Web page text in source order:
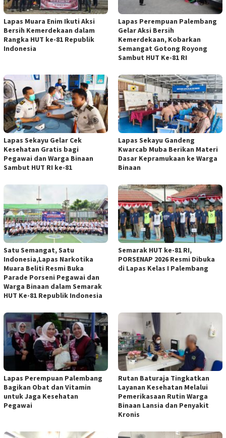
Lapas Muara Enim Ikuti Aksi
Bersih Kemerdekaan dalam
Rangka HUT ke-81 Republik
Indonesia
Lapas Perempuan Palembang
Gelar Aksi Bersih
Kemerdekaan, Kobarkan
Semangat Gotong Royong
Sambut HUT Ke-81 RI
Lapas Sekayu Gelar Cek
Kesehatan Gratis bagi
Pegawai dan Warga Binaan
Sambut HUT RI ke-81
Lapas Sekayu Gandeng
Kwarcab Muba Berikan Materi
Dasar Kepramukaan ke Warga
Binaan
Satu Semangat, Satu
Indonesia,Lapas Narkotika
Muara Beliti Resmi Buka
Parade Porseni Pegawai dan
Warga Binaan dalam Semarak
HUT Ke-81 Republik Indonesia
Semarak HUT ke-81 RI,
PORSENAP 2026 Resmi Dibuka
di Lapas Kelas I Palembang
Lapas Perempuan Palembang
Bagikan Obat dan Vitamin
untuk Jaga Kesehatan
Pegawai
Rutan Baturaja Tingkatkan
Layanan Kesehatan Melalui
Pemerikasaan Rutin Warga
Binaan Lansia dan Penyakit
Kronis